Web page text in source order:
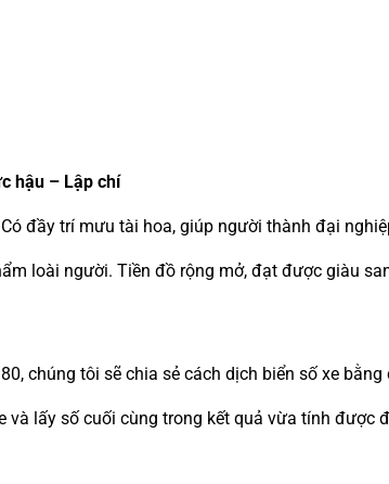
hậu – Lập chí
đầy trí mưu tài hoa, giúp người thành đại
loài người. Tiền đồ rộng mở, đạt được giàu
chúng tôi sẽ chia sẻ cách dịch biển số xe
lấy số cuối cùng trong kết quả vừa tính được